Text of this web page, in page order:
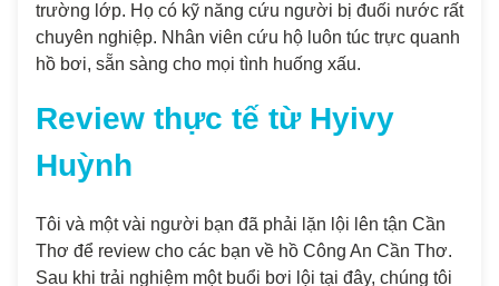
trường lớp. Họ có kỹ năng cứu người bị đuối nước rất
chuyên nghiệp. Nhân viên cứu hộ luôn túc trực quanh
hồ bơi, sẵn sàng cho mọi tình huống xấu.
Review thực tế từ Hyivy
Huỳnh
Tôi và một vài người bạn đã phải lặn lội lên tận Cần
Thơ để review cho các bạn về hồ Công An Cần Thơ.
Sau khi trải nghiệm một buổi bơi lội tại đây, chúng tôi